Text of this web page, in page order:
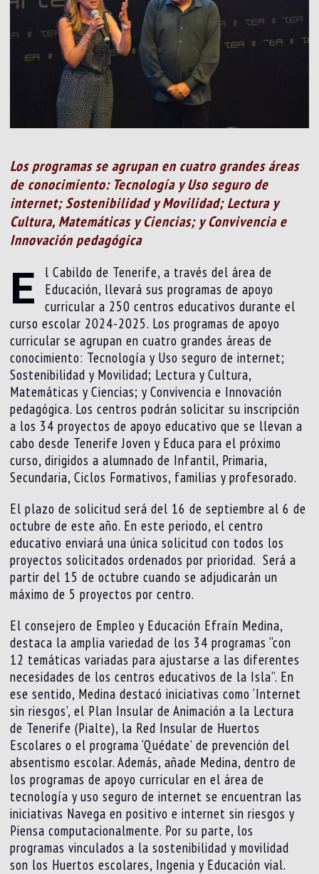
Los programas se agrupan en cuatro grandes áreas
de conocimiento: Tecnología y Uso seguro de
internet; Sostenibilidad y Movilidad; Lectura y
Cultura, Matemáticas y Ciencias; y Convivencia e
Innovación pedagógica
E
l Cabildo de Tenerife, a través del área de
Educación, llevará sus programas de apoyo
curricular a 250 centros educativos durante el
curso escolar 2024-2025. Los programas de apoyo
curricular se agrupan en cuatro grandes áreas de
conocimiento: Tecnología y Uso seguro de internet;
Sostenibilidad y Movilidad; Lectura y Cultura,
Matemáticas y Ciencias; y Convivencia e Innovación
pedagógica. Los centros podrán solicitar su inscripción
a los 34 proyectos de apoyo educativo que se llevan a
cabo desde Tenerife Joven y Educa para el próximo
curso, dirigidos a alumnado de Infantil, Primaria,
Secundaria, Ciclos Formativos, familias y profesorado.
El plazo de solicitud será del 16 de septiembre al 6 de
octubre de este año. En este periodo, el centro
educativo enviará una única solicitud con todos los
proyectos solicitados ordenados por prioridad. Será a
partir del 15 de octubre cuando se adjudicarán un
máximo de 5 proyectos por centro.
El consejero de Empleo y Educación Efraín Medina,
destaca la amplia variedad de los 34 programas “con
12 temáticas variadas para ajustarse a las diferentes
necesidades de los centros educativos de la Isla”. En
ese sentido, Medina destacó iniciativas como ‘Internet
sin riesgos’, el Plan Insular de Animación a la Lectura
de Tenerife (Pialte), la Red Insular de Huertos
Escolares o el programa ‘Quédate’ de prevención del
absentismo escolar. Además, añade Medina, dentro de
los programas de apoyo curricular en el área de
tecnología y uso seguro de internet se encuentran las
iniciativas Navega en positivo e internet sin riesgos y
Piensa computacionalmente. Por su parte, los
programas vinculados a la sostenibilidad y movilidad
son los Huertos escolares, Ingenia y Educación vial.